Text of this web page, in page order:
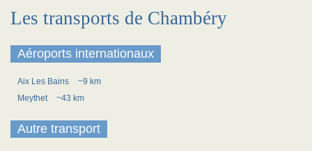
Les transports de Chambéry
Aéroports internationaux
Aix Les Bains
~9 km
Meythet
~43 km
Autre transport